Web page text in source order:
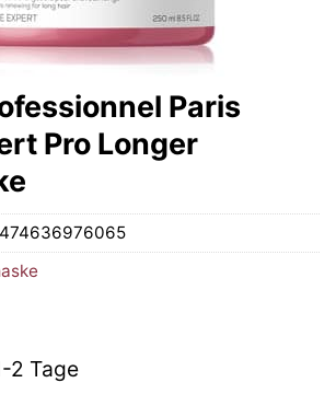
Paris
Pro Longer
2 Tage